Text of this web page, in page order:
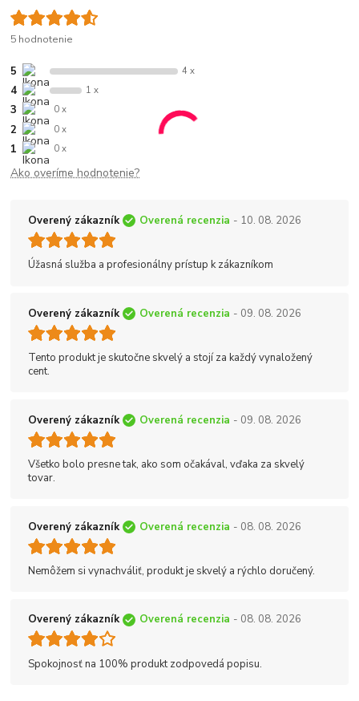
5 hodnotenie
5 4 x
4 1 x
3 0 x
2 0 x
1 0 x
Ako overíme hodnotenie?
Overený zákazník Overená recenzia - 10. 08. 2026
Úžasná služba a profesionálny prístup k zákazníkom
Overený zákazník Overená recenzia - 09. 08. 2026
Tento produkt je skutočne skvelý a stojí za každý vynaložený
cent.
Overený zákazník Overená recenzia - 09. 08. 2026
Všetko bolo presne tak, ako som očakával, vďaka za skvelý
tovar.
Overený zákazník Overená recenzia - 08. 08. 2026
Nemôžem si vynachváliť, produkt je skvelý a rýchlo doručený.
Overený zákazník Overená recenzia - 08. 08. 2026
Spokojnosť na 100% produkt zodpovedá popisu.